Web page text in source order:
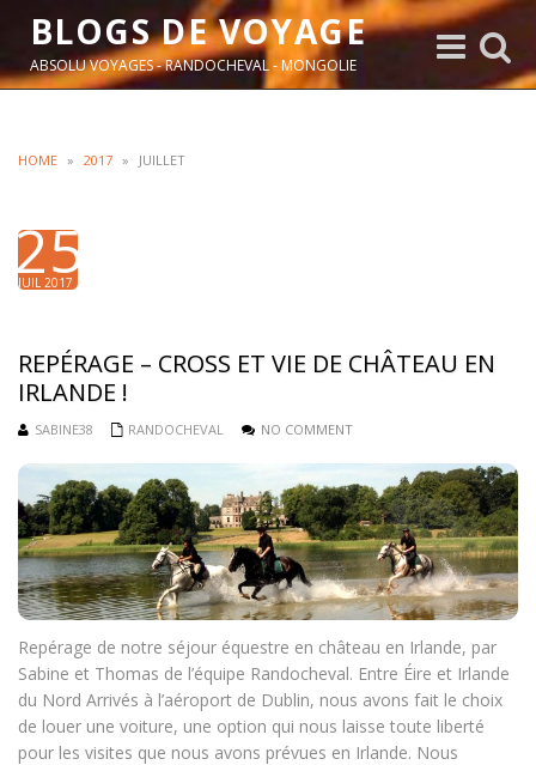
BLOGS DE VOYAGE
ABSOLU VOYAGES - RANDOCHEVAL - MONGOLIE
Toggle
search
Toggle
navigation
HOME » 2017 » JUILLET
25
JUIL 2017
REPÉRAGE – CROSS ET VIE DE CHÂTEAU EN
IRLANDE !
SABINE38 RANDOCHEVAL NO COMMENT
Repérage de notre séjour équestre en château en Irlande, par
Sabine et Thomas de l’équipe Randocheval. Entre Éire et Irlande
du Nord Arrivés à l’aéroport de Dublin, nous avons fait le choix
de louer une voiture, une option qui nous laisse toute liberté
pour les visites que nous avons prévues en Irlande. Nous